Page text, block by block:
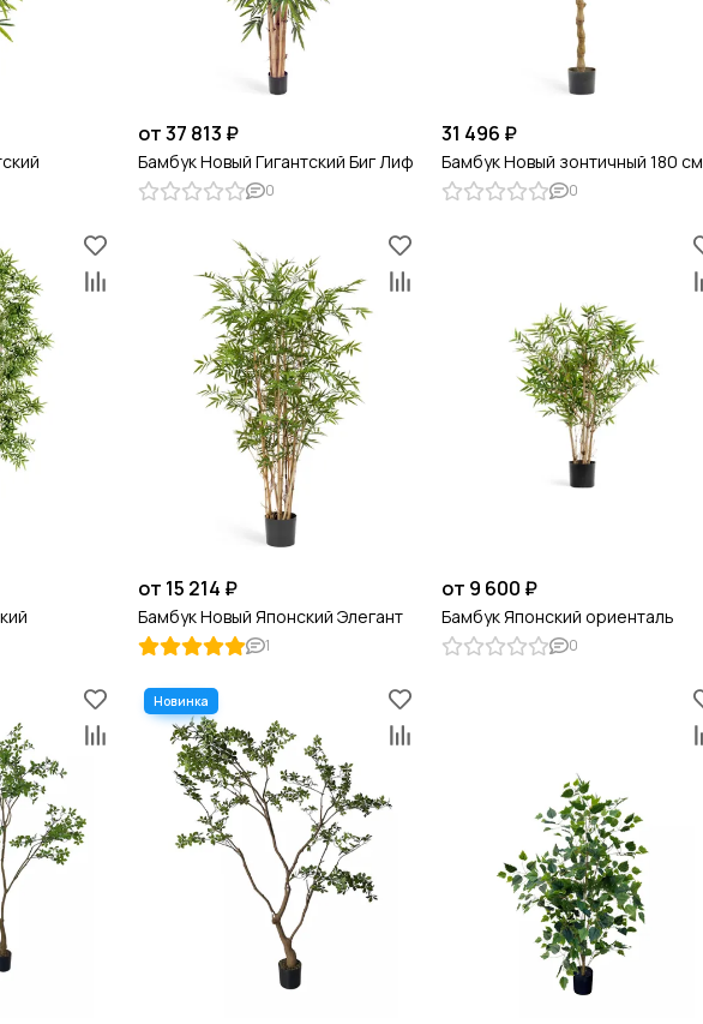
от 37 813 ₽
Бамбук Новый Гигантский Биг Лиф
0
31 496 ₽
Бамбук Новый зонтичный 180 см
0
от 15 214 ₽
Бамбук Новый Японский Элегант
1
от 9 600 ₽
Бамбук Японский ориенталь
0